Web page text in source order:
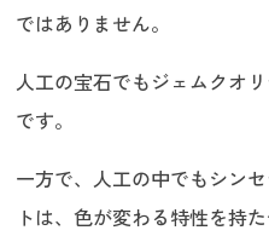
ではありません。
人工の宝石でもジェムクオ
です。
一方で、人工の中でもシン
トは、色が変わる特性を持